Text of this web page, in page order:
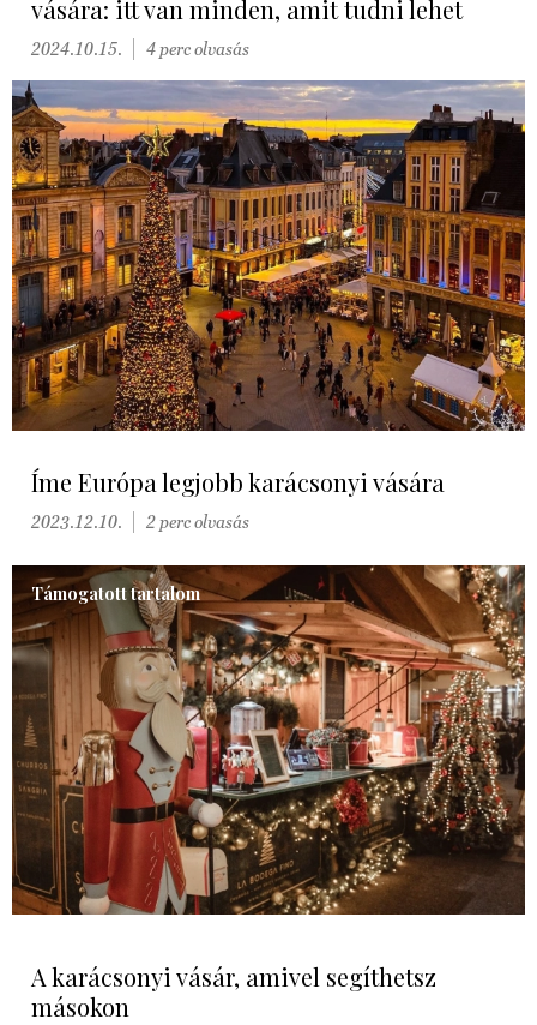
vására: itt van minden, amit tudni lehet
2024.10.15. 4 perc olvasás
Íme Európa legjobb karácsonyi vására
2023.12.10. 2 perc olvasás
Támogatott tartalom
A karácsonyi vásár, amivel segíthetsz
másokon